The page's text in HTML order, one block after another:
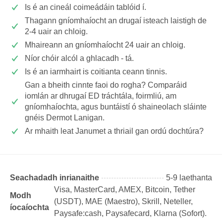
Is é an cineál coimeádáin tablóid í.
Thagann gníomhaíocht an drugaí isteach laistigh de
2-4 uair an chloig.
Mhaireann an gníomhaíocht 24 uair an chloig.
Níor chóir alcól a ghlacadh - tá.
Is é an iarmhairt is coitianta ceann tinnis.
Gan a bheith cinnte faoi do rogha? Comparáid
iomlán ar dhrugaí ED tráchtála, foirmliú, am
gníomhaíochta, agus buntáistí ó shaineolach sláinte
gnéis Dermot Lanigan.
Ar mhaith leat Janumet a thriail gan ordú dochtúra?
Seachadadh inrianaithe 5-9 laethanta
Modh
íocaíochta
Visa, MasterCard, AMEX, Bitcoin, Tether
(USDТ), MAE (Maestro), Skrill, Neteller,
Paysafe:cash, Paysafecard, Klarna (Sofort).